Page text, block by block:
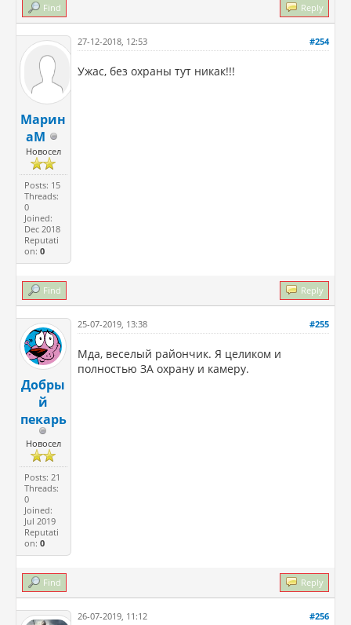
Find Reply
Марин
аМ
Новосел
Posts: 15
Threads:
0
Joined:
Dec 2018
Reputati
on:0
#254
27-12-2018, 12:53
Ужас, без охраны тут никак!!!
Find Reply
Добры
й
пекарь
Новосел
Posts: 21
Threads:
0
Joined:
Jul 2019
Reputati
on:0
#255
25-07-2019, 13:38
Мда, веселый райончик. Я целиком и
полностью ЗА охрану и камеру.
Find Reply
#256
26-07-2019, 11:12